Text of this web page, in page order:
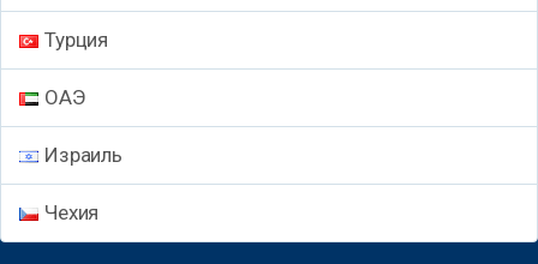
Турция
ОАЭ
Израиль
Чехия